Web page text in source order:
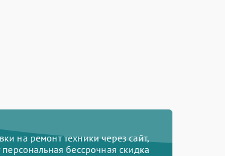
на ремонт техники через сайт,
персональная бессрочная скидка